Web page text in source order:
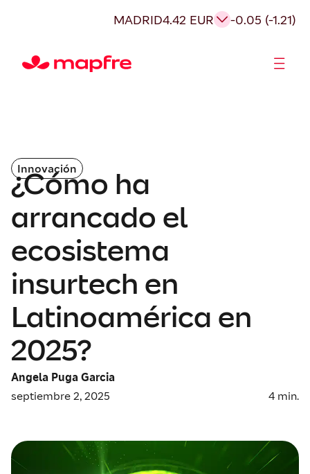
MADRID4.42 EUR -0.05 (-1.21)
Innovación
¿Cómo ha
arrancado el
ecosistema
insurtech en
Latinoamérica en
2025?
Angela Puga Garcia
septiembre 2, 2025
4 min.